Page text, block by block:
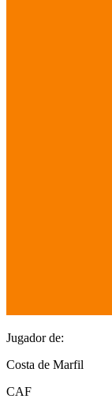
Jugador de:
Costa de Marfil
CAF